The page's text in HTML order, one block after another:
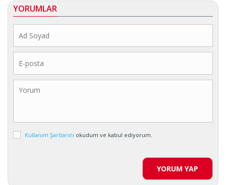
YORUMLAR
Kullanım Şartlarını okudum ve kabul ediyorum.
YORUM YAP